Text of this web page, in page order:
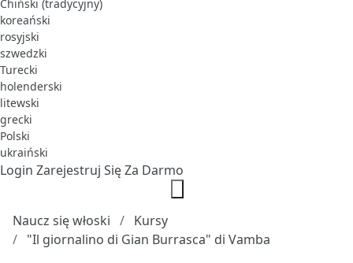
Chiński (tradycyjny)
koreański
rosyjski
szwedzki
Turecki
holenderski
litewski
grecki
Polski
ukraiński
Login Zarejestruj Się Za Darmo
Naucz się włoski
Kursy
"Il giornalino di Gian Burrasca" di Vamba